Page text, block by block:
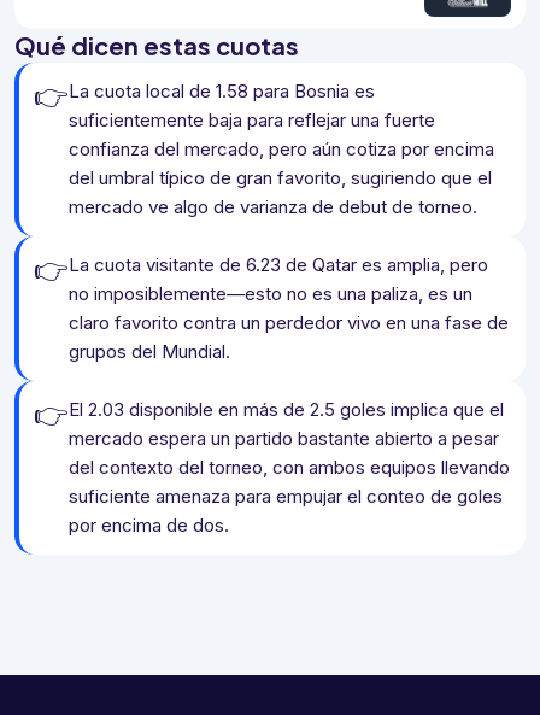
Qué dicen estas cuotas
👉La cuota local de 1.58 para Bosnia es
suficientemente baja para reflejar una fuerte
confianza del mercado, pero aún cotiza por encima
del umbral típico de gran favorito, sugiriendo que el
mercado ve algo de varianza de debut de torneo.
👉La cuota visitante de 6.23 de Qatar es amplia, pero
no imposiblemente—esto no es una paliza, es un
claro favorito contra un perdedor vivo en una fase de
grupos del Mundial.
👉El 2.03 disponible en más de 2.5 goles implica que el
mercado espera un partido bastante abierto a pesar
del contexto del torneo, con ambos equipos llevando
suficiente amenaza para empujar el conteo de goles
por encima de dos.